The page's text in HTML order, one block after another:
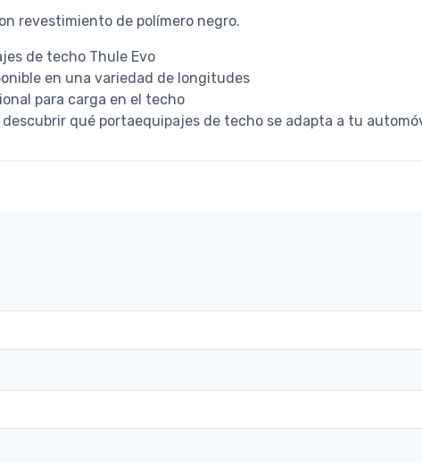
revestimiento de polímero negro.
de techo Thule Evo
en una variedad de longitudes
para carga en el techo
qué portaequipajes de techo se adapta a tu